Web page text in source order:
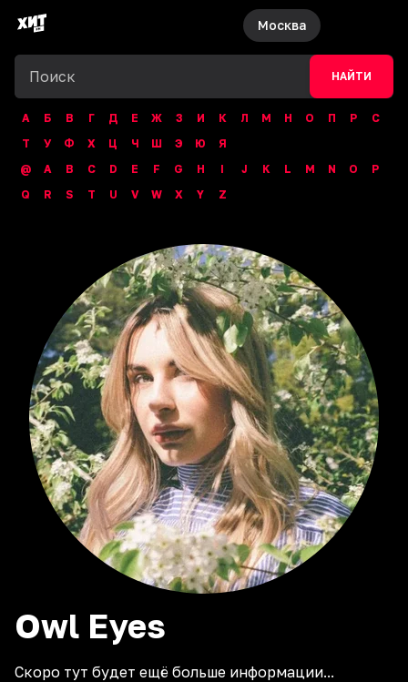
Москва
НАЙТИ
А Б В Г Д Е Ж З И К Л М Н О П Р
С
Т
У Ф Х Ц Ч Ш Э Ю
Я
@
A B C D E F G H I J K L M N O
P
Q
R S T U V W X Y Z
Owl Eyes
Скоро тут будет ещё больше информации...